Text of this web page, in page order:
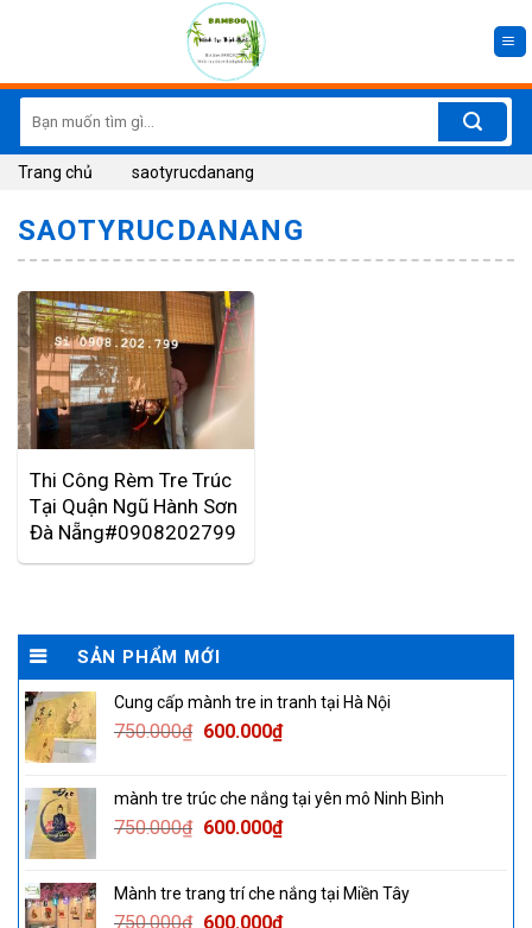
for:
Trang chủ saotyrucdanang
SAOTYRUCDANANG
Thi Công Rèm Tre Trúc
Tại Quận Ngũ Hành Sơn
Đà Nẵng#0908202799
SẢN PHẨM MỚI
Cung cấp mành tre in tranh tại Hà Nội
750.000₫ Original
750.000₫.
600.000₫Current
600.000₫.
mành tre trúc che nắng tại yên mô Ninh Bình
750.000₫ Original
750.000₫.
600.000₫Current
600.000₫.
Mành tre trang trí che nắng tại Miền Tây
750.000₫ Original
600.000₫Current